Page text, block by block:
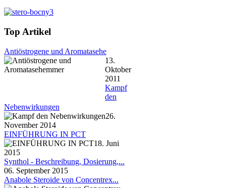
Top Artikel
Antiöstrogene und Aromatasehe
13.
Oktober
2011
Kampf
den
Nebenwirkungen
26.
November 2014
EINFÜHRUNG IN PCT
18. Juni
2015
Synthol - Beschreibung, Dosierung,...
06. September 2015
Anabole Steroide von Concentrex...